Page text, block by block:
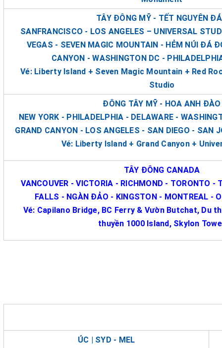
TÂY ĐÔNG MỸ - TẾT NGUYÊN
SANFRANCISCO - LOS ANGELES – UNIVERSAL
VEGAS - SEVEN MAGIC MOUNTAIN - HẺM NÚI ĐÁ
CANYON - WASHINGTON DC -
Vé: Liberty Island + Seven Magic Mountain + Red
Studio
ĐÔNG TÂY MỸ - HOA ANH ĐÀO
NEW YORK - PHILADELPHIA - DELAWARE -
GRAND CANYON - LOS ANGELES - SAN DIEGO - SAN
Vé: Liberty Island + Grand Canyon +
TÂY ĐÔNG CANADA
VANCOUVER - VICTORIA - RICHMOND - TORONTO -
FALLS - NGÀN ĐẢO - KINGSTON - MONTREAL -
Vé: Capilano Bridge, BC Ferry & Vườn Butchat, Du
thuyền 1000 Island, Skylon
ÚC | SYD - MEL